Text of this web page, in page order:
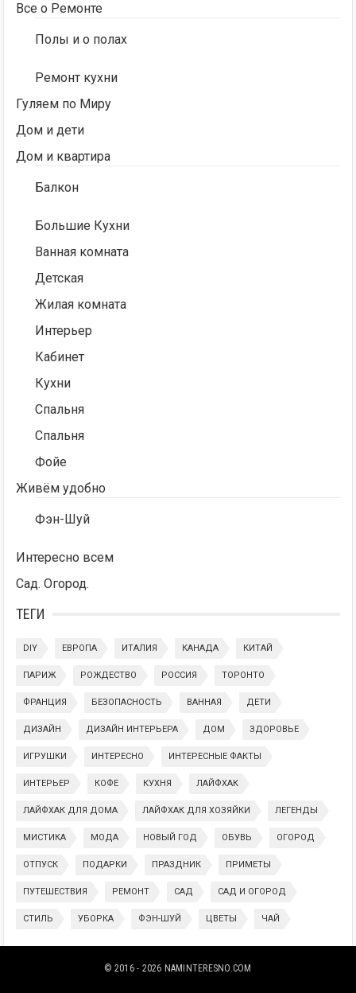
Все о Ремонте
Полы и о полах
Ремонт кухни
Гуляем по Миру
Дом и дети
Дом и квартира
Балкон
Большие Кухни
Ванная комната
Детская
Жилая комната
Интерьер
Кабинет
Кухни
Спальня
Спальня
Фойе
Живём удобно
Фэн-Шуй
Интересно всем
Сад. Огород.
ТЕГИ
DIY ЕВРОПА ИТАЛИЯ КАНАДА КИТАЙ
ПАРИЖ РОЖДЕСТВО РОССИЯ ТОРОНТО
ФРАНЦИЯ БЕЗОПАСНОСТЬ ВАННАЯ ДЕТИ
ДИЗАЙН ДИЗАЙН ИНТЕРЬЕРА ДОМ ЗДОРОВЬЕ
ИГРУШКИ ИНТЕРЕСНО ИНТЕРЕСНЫЕ ФАКТЫ
ИНТЕРЬЕР КОФЕ КУХНЯ ЛАЙФХАК
ЛАЙФХАК ДЛЯ ДОМА ЛАЙФХАК ДЛЯ ХОЗЯЙКИ ЛЕГЕНДЫ
МИСТИКА МОДА НОВЫЙ ГОД ОБУВЬ ОГОРОД
ОТПУСК ПОДАРКИ ПРАЗДНИК ПРИМЕТЫ
ПУТЕШЕСТВИЯ РЕМОНТ САД САД И ОГОРОД
СТИЛЬ УБОРКА ФЭН-ШУЙ ЦВЕТЫ ЧАЙ
© 2016 - 2026 NAMINTERESNO.COM